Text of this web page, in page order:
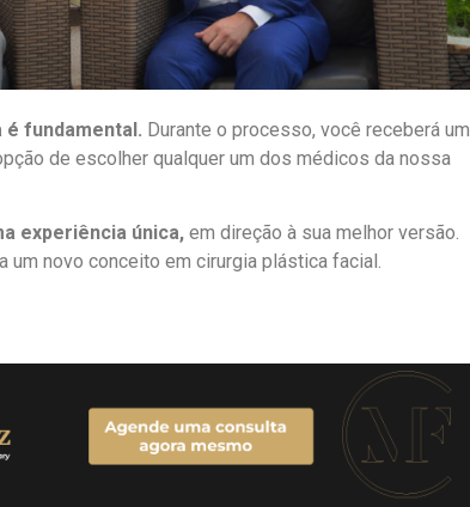
fundamental. Durante o processo, você receberá um
de escolher qualquer um dos médicos da nossa
experiência única, em direção à sua melhor versão.
um novo conceito em cirurgia plástica facial.